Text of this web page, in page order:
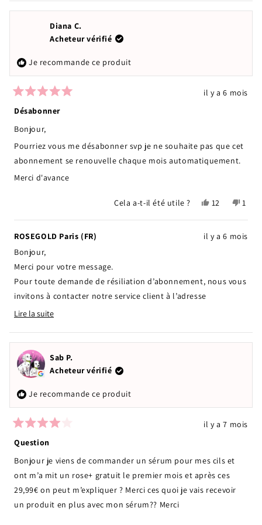
Diana C.
Acheteur vérifié
Je recommande ce produit
5
sur
5
étoiles
il y a 6 mois
Désabonner
Bonjour,
Pourriez vous me désabonner svp je ne souhaite pas que cet
abonnement se renouvelle chaque mois automatiquement.
Merci d'avance
Cela a-t-il été utile ?
Oui,
avis
de
12
ont
voté
Non,
avis
de
utile.
1
a
voté
ROSEGOLD Paris (FR)
il y a 6 mois
Bonjour,
Merci pour votre message.
Pour toute demande de résiliation d’abonnement, nous vous
invitons à contacter notre service client à l’adresse
contact@rosegoldparis.com
Nous restons à votre disposition pour toute question.
Belle journée.
Lire la suite
more
about
this
review
reply
Sab P.
Acheteur vérifié
Je recommande ce produit
4
sur
5
étoiles
il y a 7 mois
Question
Bonjour je viens de commander un sérum pour mes cils et
ont m’a mit un rose+ gratuit le premier mois et après ces
29,99€ on peut m’expliquer ? Merci ces quoi je vais recevoir
un produit en plus avec mon sérum?? Merci